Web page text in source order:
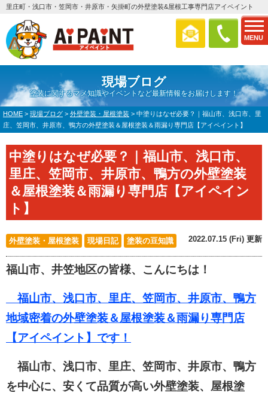
MENU
里庄町・浅口市・笠岡市・井原市・矢掛町の外壁塗装&屋根工事専門店アイペイント
現場ブログ
塗装に関するマメ知識やイベントなど最新情報をお届けします！
HOME > 現場ブログ > 外壁塗装・屋根塗装 > 中塗りはなぜ必要？｜福山市、浅口市、里
庄、笠岡市、井原市、鴨方の外壁塗装＆屋根塗装＆雨漏り専門店【アイペイント】
中塗りはなぜ必要？｜福山市、浅口市、
里庄、笠岡市、井原市、鴨方の外壁塗装
＆屋根塗装＆雨漏り専門店【アイペイン
ト】
外壁塗装・屋根塗装 現場日記 塗装の豆知識 2022.07.15 (Fri) 更新
福山市、井笠地区の皆様、こんにちは！
福山市、浅口市、里庄、笠岡市、井原市、鴨方
地域密着の外壁塗装＆屋根塗装＆雨漏り専門店
【アイペイント】です！
福山市、浅口市、里庄、笠岡市、井原市、鴨方
を中心に、安くて品質が高い外壁塗装、屋根塗